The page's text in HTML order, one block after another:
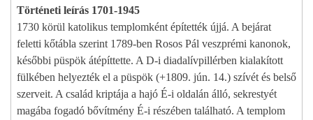
Történeti leírás 1701-1945
1730 körül katolikus templomként építették újjá. A bejárat
feletti kőtábla szerint 1789-ben Rosos Pál veszprémi kanonok,
későbbi püspök átépíttette. A D-i diadalívpillérben kialakított
fülkében helyezték el a püspök (+1809. jún. 14.) szívét és belső
szerveit. A család kriptája a hajó É-i oldalán álló, sekrestyét
magába fogadó bővítmény É-i részében található. A templom